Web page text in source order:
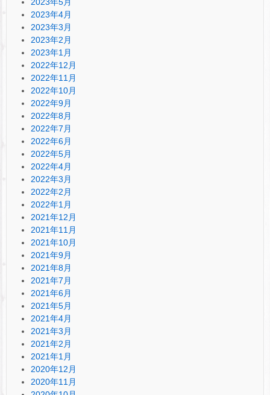
2023年4月
2023年3月
2023年2月
2023年1月
2022年12月
2022年11月
2022年10月
2022年9月
2022年8月
2022年7月
2022年6月
2022年5月
2022年4月
2022年3月
2022年2月
2022年1月
2021年12月
2021年11月
2021年10月
2021年9月
2021年8月
2021年7月
2021年6月
2021年5月
2021年4月
2021年3月
2021年2月
2021年1月
2020年12月
2020年11月